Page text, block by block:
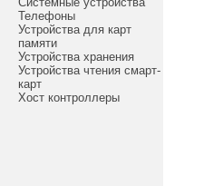
Телефоны
Устройства для карт
памяти
Устройства хранения
Устройства чтения смарт-
карт
Хост контроллеры